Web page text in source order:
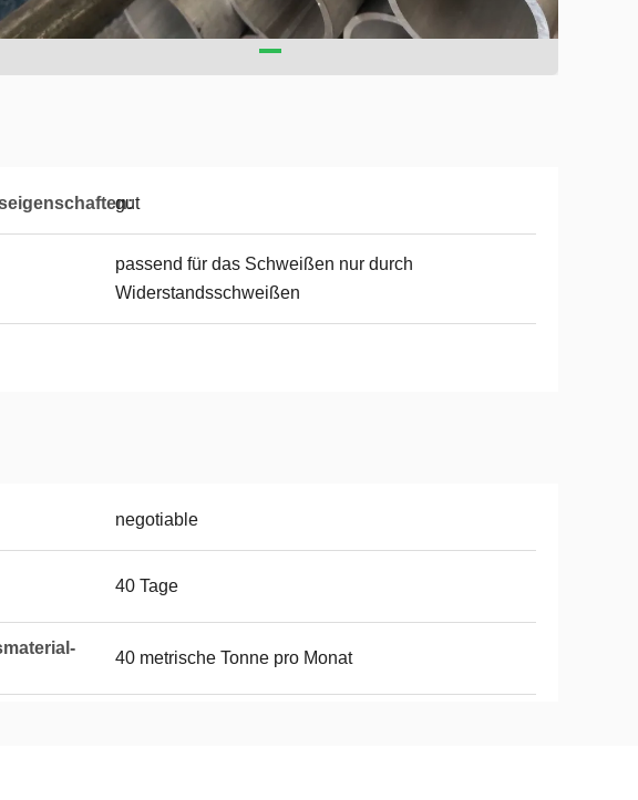
gut
passend für das Schweißen nur durch
Widerstandsschweißen
negotiable
40 Tage
40 metrische Tonne pro Monat